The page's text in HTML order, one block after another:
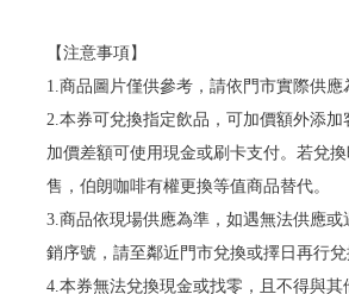
【注意事項】
1.商品圖片僅供參考，請依門市實際供應
2.本券可兌換指定飲品，可加價額外添加
加價差額可使用現金或刷卡支付。若兌
售，伯朗咖啡有權更換等值商品替代。
3.商品依現場供應為準，如遇無法供應
銷序號，請至鄰近門市兌換或擇日再行兌
4.本券無法兌換現金或找零，且不得與其